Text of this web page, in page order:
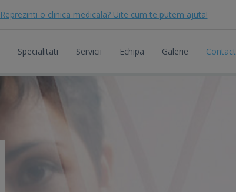
Reprezinti o clinica medicala? Uite cum te putem ajuta!
Specialitati Servicii Echipa Galerie Contact